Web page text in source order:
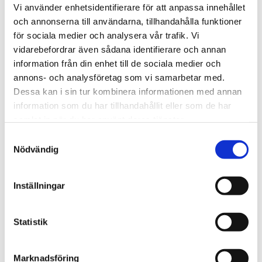
Vi använder enhetsidentifierare för att anpassa innehållet
och annonserna till användarna, tillhandahålla funktioner
för sociala medier och analysera vår trafik. Vi
vidarebefordrar även sådana identifierare och annan
information från din enhet till de sociala medier och
annons- och analysföretag som vi samarbetar med.
Dessa kan i sin tur kombinera informationen med annan
information som du har tillhandahållit eller som de har
Nödvändig
Inställningar
Statistik
Marknadsföring
huomaamatta se muutos joka on tapahtunut
asemalla vuosien 2008–2014 aikana –
aseman ollessa samaan aikaan täydessä
käytössä.
Vuonna 2008 asiakas, Jernhusen, pyysi meidät
modernisoimaan ja kehittämään
asema selviää paitsi tämän päivän, myös tulevista
niistä vähäisin. Koska erilaista kehitettävää ja
mahdolisuus kehitellä asemalle kokonaisvaltainen